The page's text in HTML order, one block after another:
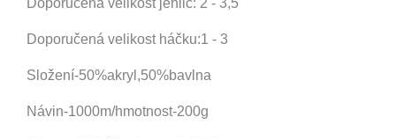
Doporučená velikost jehlic: 2 - 3,5
Doporučená velikost háčku:1 - 3
Složení-50%akryl,50%bavlna
Návin-1000m/hmotnost-200g